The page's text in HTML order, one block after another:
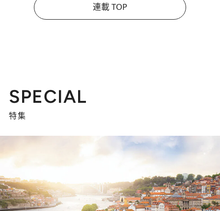
連載 TOP
SPECIAL
特集